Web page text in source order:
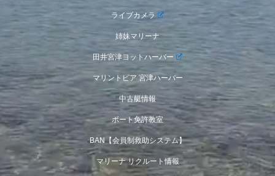
ライブカメラ
姉妹マリーナ
田井宮津ヨットハーバー
マリントピア 宮津ハーバー
中古艇情報
ボート免許教室
BAN【会員制救助システム】
マリーナ リクルート情報